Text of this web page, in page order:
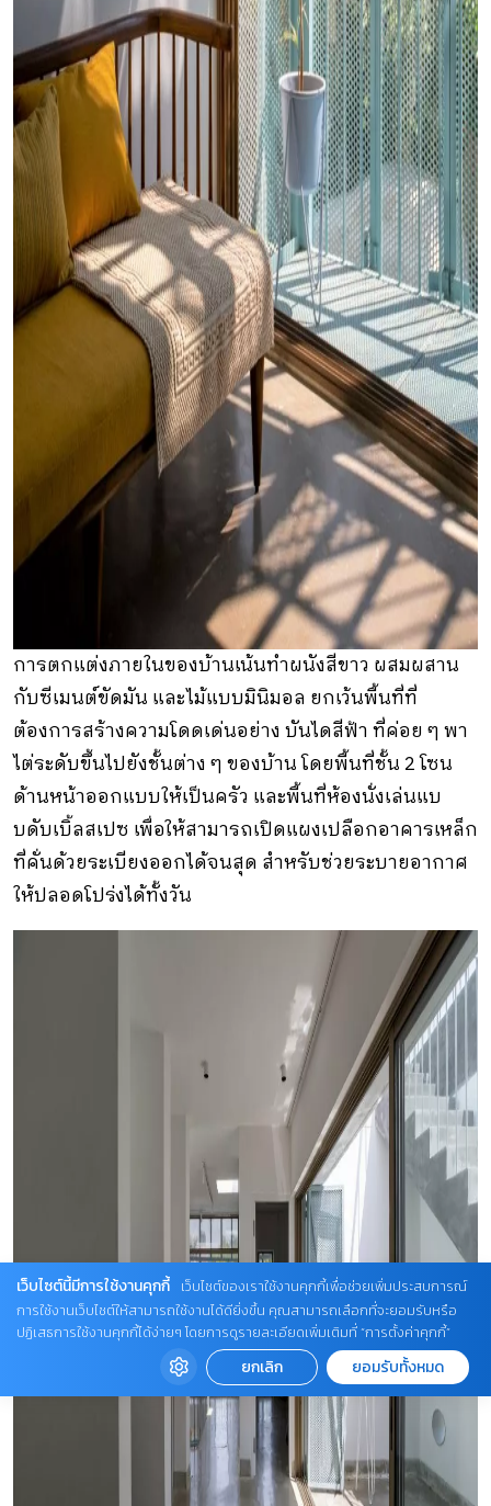
การตกแต่งภายในของบ้านเน้นทำผนังสีขาว ผสมผสาน
กับซีเมนต์ขัดมัน และไม้แบบมินิมอล ยกเว้นพื้นที่ที่
ต้องการสร้างความโดดเด่นอย่าง บันไดสีฟ้า ที่ค่อย ๆ พา
ไต่ระดับขึ้นไปยังชั้นต่าง ๆ ของบ้าน โดยพื้นที่ชั้น 2 โซน
ด้านหน้าออกแบบให้เป็นครัว และพื้นที่ห้องนั่งเล่นแบ
บดับเบิ้ลสเปซ เพื่อให้สามารถเปิดแผงเปลือกอาคารเหล็ก
ที่คั่นด้วยระเบียงออกได้จนสุด สำหรับช่วยระบายอากาศ
ให้ปลอดโปร่งได้ทั้งวัน
เว็บไซต์นี้มีการใช้งานคุกกี้
เว็บไซต์ของเราใช้งานคุกกี้เพื่อช่วยเพิ่มประสบการณ์
การใช้งานเว็บไซต์ให้สามารถใช้งานได้ดียิ่งขึ้น คุณสามารถเลือกที่จะยอมรับหรือ
ปฏิเสธการใช้งานคุกกี้ได้ง่ายๆ โดยการดูรายละเอียดเพิ่มเติมที่ “การตั้งค่าคุกกี้”
ยกเลิก ยอมรับทั้งหมด